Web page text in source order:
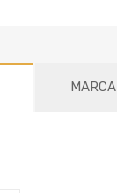
MARCA